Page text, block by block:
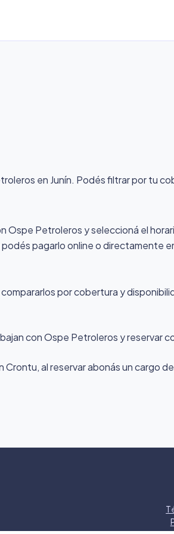
en Junín. Podés filtrar por tu
Petroleros y seleccioná el
pagarlo online o directamente
por cobertura y
con Ospe Petroleros y reservar
al reservar abonás un cargo